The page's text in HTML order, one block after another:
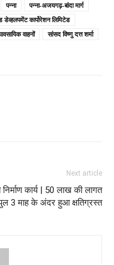
पन्ना
पन्ना-अजयगढ़-बांदा मार्ग
डेव्हलपमेंट कार्पोरेशन लिमिटेड
वाहनों
सांसद विष्णु दत्त शर्मा
Next article
निर्माण कार्य | 50 लाख की लागत
3 माह के अंदर हुआ क्षतिग्रस्त